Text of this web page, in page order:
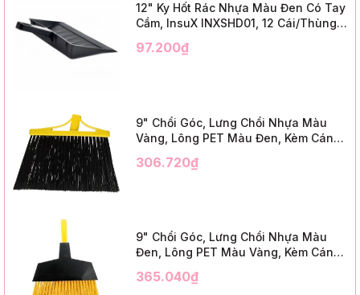
12" Ky Hốt Rác Nhựa Màu Đen Có Tay
Cầm, InsuX INXSHD01, 12 Cái/Thùng,
Black Plastic)
97.200₫
9" Chổi Góc, Lưng Chổi Nhựa Màu
Vàng, Lông PET Màu Đen, Kèm Cán
12 Bộ/Thùng (9" Angle Broom, Yellow
306.720₫
9" Chổi Góc, Lưng Chổi Nhựa Màu
Đen, Lông PET Màu Vàng, Kèm Cán
12 Bộ/Thùng (9" Angle Broom, Black
365.040₫